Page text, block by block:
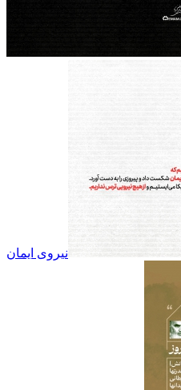
نیروی ایمان